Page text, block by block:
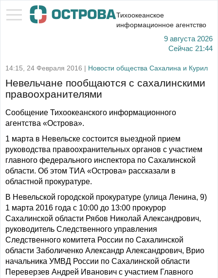
Тихоокеанское
информационное агентство
9 августа 2026
Сейчас 21:44
14:15, 24 Февраля 2016 | Новости общества Сахалина и Курил
Невельчане пообщаются с сахалинскими
правоохранителями
Сообщение Тихоокеанского информационного
агентства «Острова».
1 марта в Невельске состоится выездной прием
руководства правоохранительных органов с участием
главного федерального инспектора по Сахалинской
области. Об этом ТИА «Острова» рассказали в
областной прокуратуре.
В Невельской городской прокуратуре (улица Ленина, 9)
1 марта 2016 года с 10:00 до 13:00 прокурор
Сахалинской области Рябов Николай Александрович,
руководитель Следственного управления
Следственного комитета России по Сахалинской
области Заболиченко Александр Александрович, Врио
начальника УМВД России по Сахалинской области
Переверзев Андрей Иванович с участием Главного